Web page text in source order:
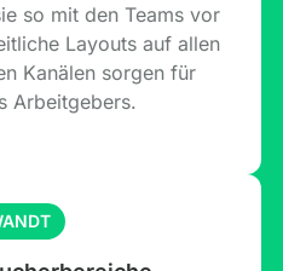
so mit den Teams vor
Layouts auf allen
Kanälen sorgen für
Arbeitgebers.